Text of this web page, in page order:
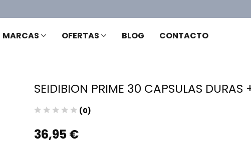
MARCAS OFERTAS BLOG CONTACTO
SEIDIBION PRIME 30 CAPSULAS
(0)
36,95 €